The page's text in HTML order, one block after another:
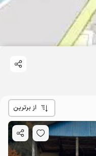
از برترین